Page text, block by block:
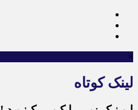
×
لینک کوتاه